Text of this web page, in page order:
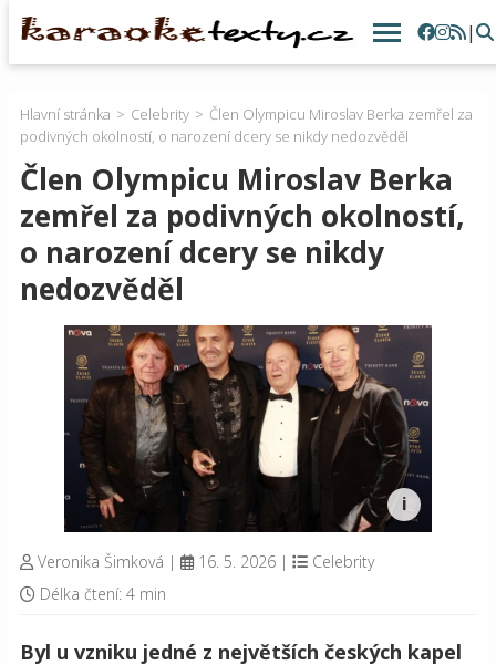
|
Hlavní stránka Celebrity
Člen Olympicu Miroslav Berka zemřel za
podivných okolností, o narození dcery se nikdy nedozvěděl
Člen Olympicu Miroslav Berka
zemřel za podivných okolností,
o narození dcery se nikdy
nedozvěděl
Veronika Šimková | 16. 5. 2026 |
Celebrity
Délka čtení: 4 min
Byl u vzniku jedné z největších českých kapel